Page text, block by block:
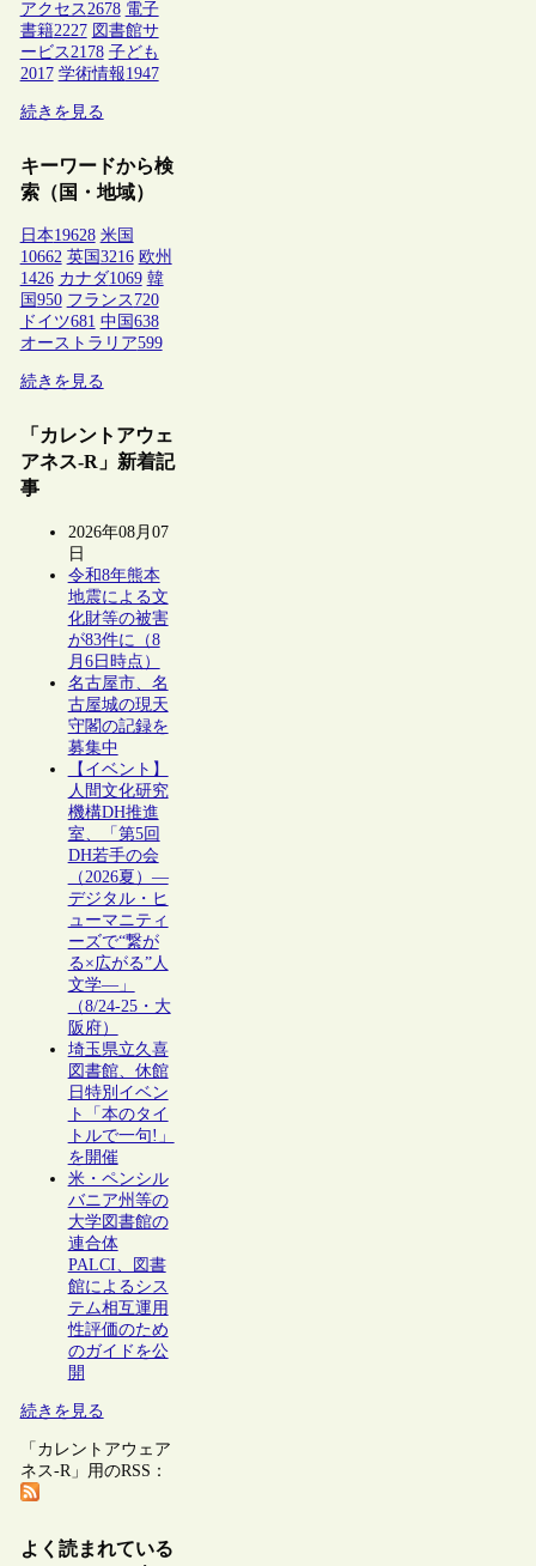
アクセス 2678 電子
書籍2227 図書館サ
ービス 2178 子ども
2017 学術情報1947
続きを見る
キーワードから検
索（国・地域）
日本19628 米国
10662 英国 3216 欧州
1426 カナダ1069 韓
国 950 フランス 720
ドイツ681 中国 638
オーストラリア599
続きを見る
「カレントアウェ
アネス-R」新着記
事
2026年08月07
日
令和8年熊本
地震による文
化財等の被害
が83件に（8
月6日時点）
名古屋市、名
古屋城の現天
守閣の記録を
募集中
【イベント】
人間文化研究
機構DH推進
室、「第5回
DH若手の会
（2026夏）―
デジタル・ヒ
ューマニティ
ーズで“繋が
る×広がる”人
文学―」
（8/24-25・大
阪府）
埼玉県立久喜
図書館、休館
日特別イベン
ト「本のタイ
トルで一句!」
を開催
米・ペンシル
バニア州等の
大学図書館の
連合体
PALCI、図書
館によるシス
テム相互運用
性評価のため
のガイドを公
開
続きを見る
「カレントアウェア
ネス-R」用のRSS：
よく読まれている